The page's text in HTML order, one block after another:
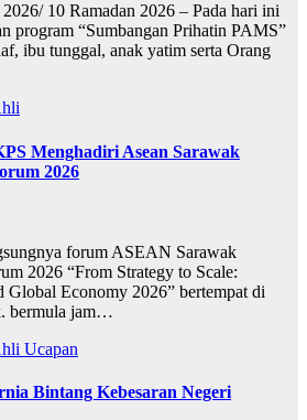
10 Ramadan 2026 – Pada hari ini
program “Sumbangan Prihatin PAMS”
ibu tunggal, anak yatim serta Orang
Menghadiri Asean Sarawak
2026
forum ASEAN Sarawak
2026 “From Strategy to Scale:
Global Economy 2026” bertempat di
bermula jam…
Ucapan
Bintang Kebesaran Negeri